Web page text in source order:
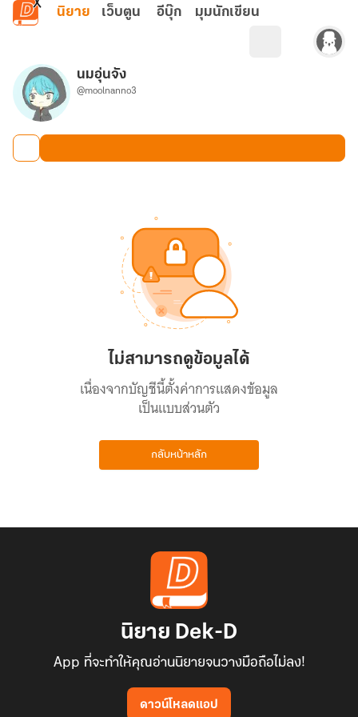
ข้ามไปยังเนื้อหาหลัก
นิยาย เว็บตูน อีบุ๊ก มุมนักเขียน
นมอุ่นจัง
@moolnanno3
ไม่สามารถดูข้อมูลได้
เนื่องจากบัญชีนี้ตั้งค่าการแสดงข้อมูล
เป็นแบบส่วนตัว
กลับหน้าหลัก
นิยาย Dek-D
App ที่จะทำให้คุณอ่านนิยายจนวางมือถือไม่ลง!
ดาวน์โหลดแอป